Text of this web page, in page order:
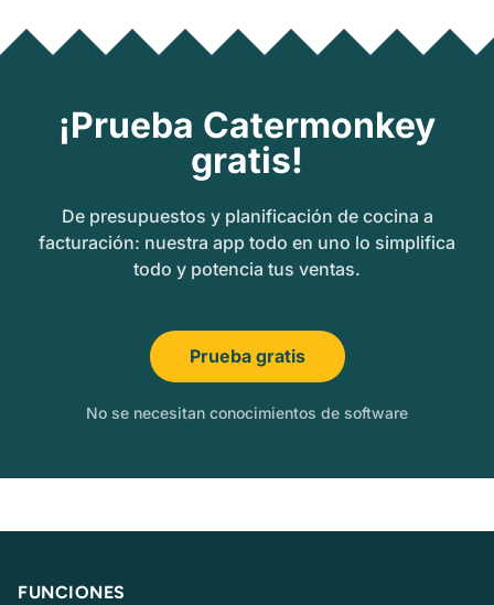
¡Prueba Catermonkey
gratis!
De presupuestos y planificación de cocina a
facturación: nuestra app todo en uno lo simplifica
todo y potencia tus ventas.
Prueba gratis
No se necesitan conocimientos de software
FUNCIONES